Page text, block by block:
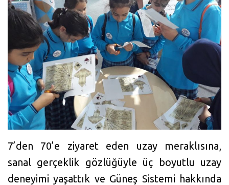
7’den 70’e ziyaret eden uzay meraklısına,
sanal gerçeklik gözlüğüyle üç boyutlu uzay
deneyimi yaşattık ve Güneş Sistemi hakkında